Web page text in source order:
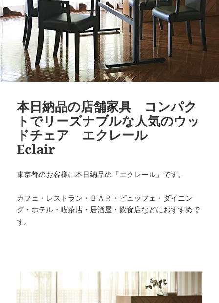
本日納品の店舗家具 コンパク
トでリーズナブルな人気のウッ
ドチェア エクレール
Eclair
東京都のお客様に本日納品の「エクレール」です。
カフェ・レストラン・ＢＡＲ・ビュッフェ・ダイニン
グ・ホテル・喫茶店・居酒屋・飲食店などにおすすめで
す。